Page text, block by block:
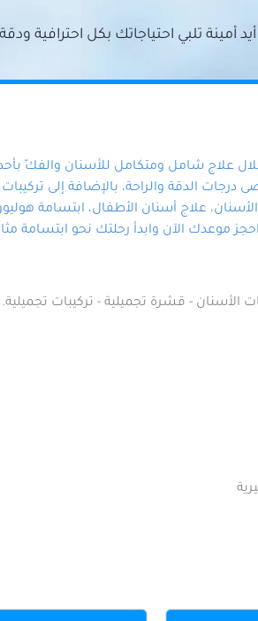
تلبي احتياجاتك بكل احترافية
علاج شامل ومتكامل للأسنان والفكّ
الدقة والراحة، بالإضافة إلى تركيبات
علاج أسنان الأطفال، ابتسامة
موعدك الآن وابدأ رحلتك نحو ابتسامة
الأسنان - قشرة تجميلية - تركيبات تجميلية.